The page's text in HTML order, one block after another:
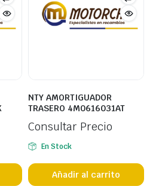
NTY AMORTIGUADOR
TRASERO 4M0616031AT
Consultar Precio
En Stock
Añadir al carrito